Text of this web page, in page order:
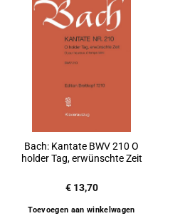
Bach: Kantate BWV 210 O
holder Tag, erwünschte Zeit
€13,70
Toevoegen aan winkelwagen